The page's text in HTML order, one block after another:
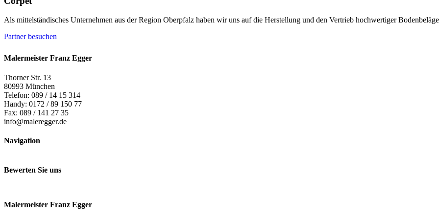
Als mittelständisches Unternehmen aus der Region Oberpfalz haben wir uns auf die Herstellung und den Vertrieb hochwertiger
Partner besuchen
Malermeister Franz Egger
Thorner Str. 13
80993 München
Telefon: 089 / 14 15 314
Handy: 0172 / 89 150 77
Fax: 089 / 141 27 35
info@maleregger.de
Navigation
Bewerten Sie uns
Malermeister Franz Egger